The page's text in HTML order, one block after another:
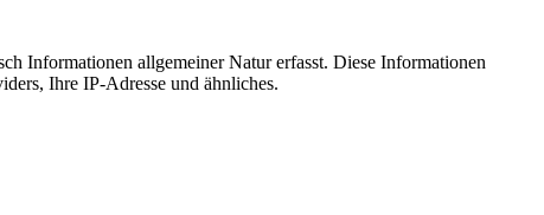
Informationen allgemeiner Natur erfasst. Diese Informationen
Ihre IP-Adresse und ähnliches.